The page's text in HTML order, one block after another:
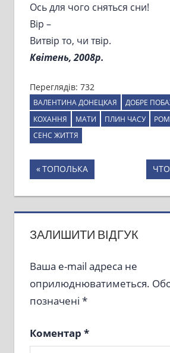
Ось для чого сняться сни!
Вір –
Витвір то, чи твір.
Квітень, 2008р.
Переглядів: 732
ВАЛЕНТИНА ДОНЕЦКАЯ
ДОБРЕ
КОХАННЯ
МАТИ ПЛИН ЧАСУ
СЕНС ЖИТТЯ
Навігація
записів
Previous
Post:
ТОПОЛЬКА
Next
ЗАЛИШИТИ ВІДГУК
Ваша e-mail адреса не
оприлюднюватиметься.
позначені *
Коментар *